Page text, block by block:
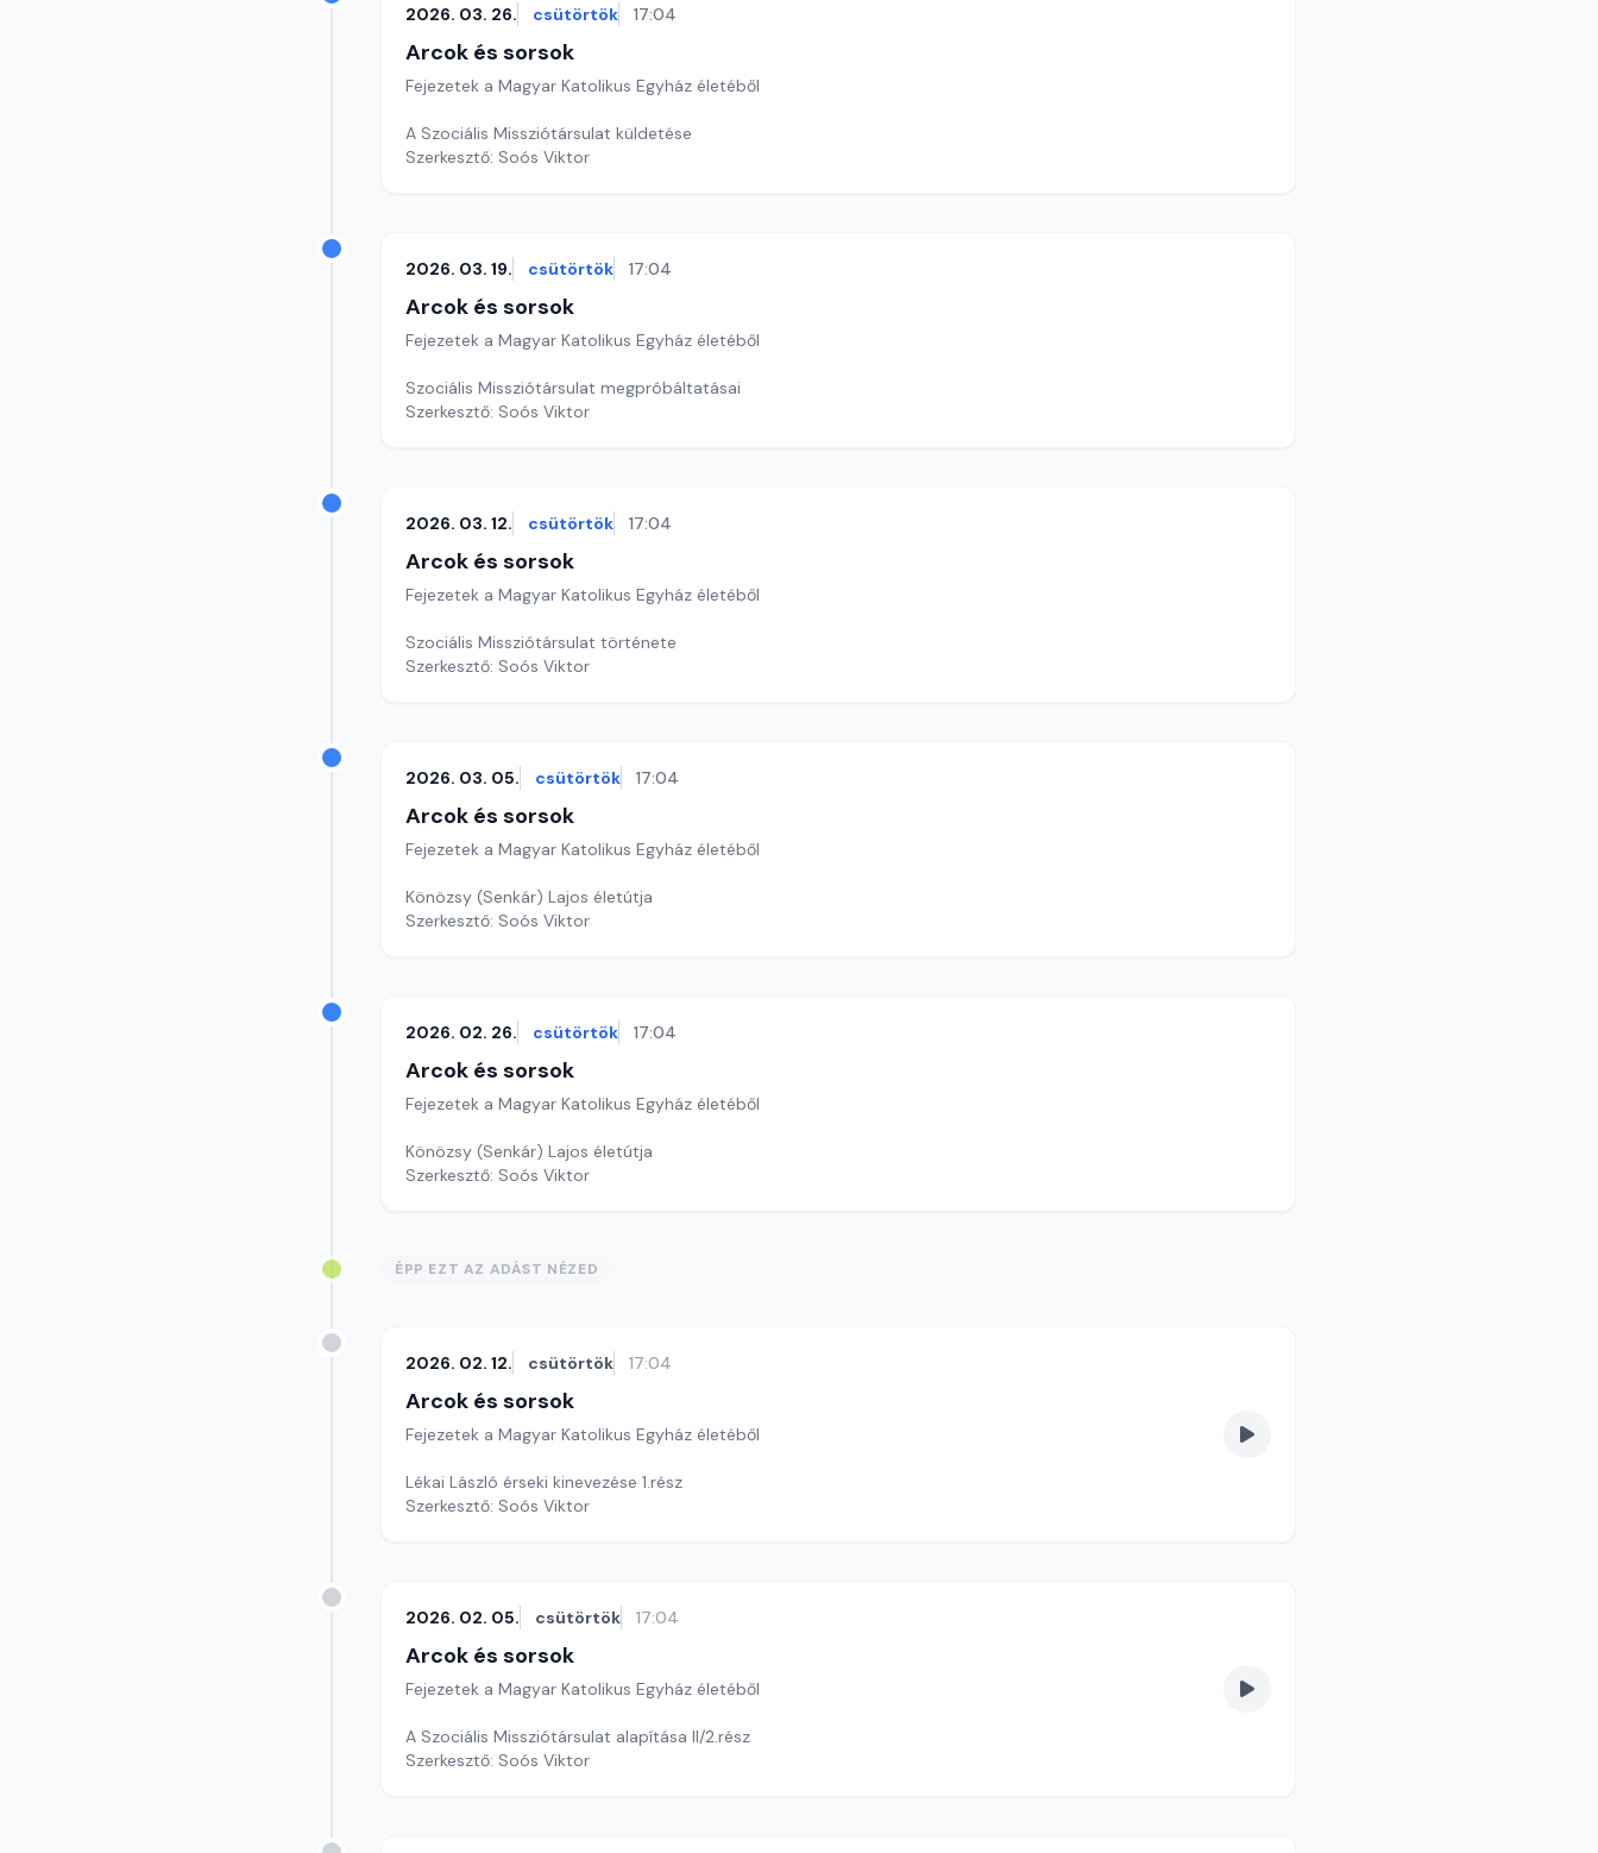
2026. 03. 26. csütörtök 17:04
Arcok és sorsok
Fejezetek a Magyar Katolikus Egyház életéből
A Szociális Missziótársulat küldetése
Szerkesztő: Soós Viktor
2026. 03. 19. csütörtök 17:04
Arcok és sorsok
Fejezetek a Magyar Katolikus Egyház életéből
Szociális Missziótársulat megpróbáltatásai
Szerkesztő: Soós Viktor
2026. 03. 12. csütörtök 17:04
Arcok és sorsok
Fejezetek a Magyar Katolikus Egyház életéből
Szociális Missziótársulat története
Szerkesztő: Soós Viktor
2026. 03. 05. csütörtök 17:04
Arcok és sorsok
Fejezetek a Magyar Katolikus Egyház életéből
Könözsy (Senkár) Lajos életútja
Szerkesztő: Soós Viktor
2026. 02. 26. csütörtök 17:04
Arcok és sorsok
Fejezetek a Magyar Katolikus Egyház életéből
Könözsy (Senkár) Lajos életútja
Szerkesztő: Soós Viktor
ÉPP EZT AZ ADÁST NÉZED
2026. 02. 12. csütörtök 17:04
Arcok és sorsok
Fejezetek a Magyar Katolikus Egyház életéből
Lékai László érseki kinevezése 1.rész
Szerkesztő: Soós Viktor
2026. 02. 05. csütörtök 17:04
Arcok és sorsok
Fejezetek a Magyar Katolikus Egyház életéből
A Szociális Missziótársulat alapítása II/2.rész
Szerkesztő: Soós Viktor